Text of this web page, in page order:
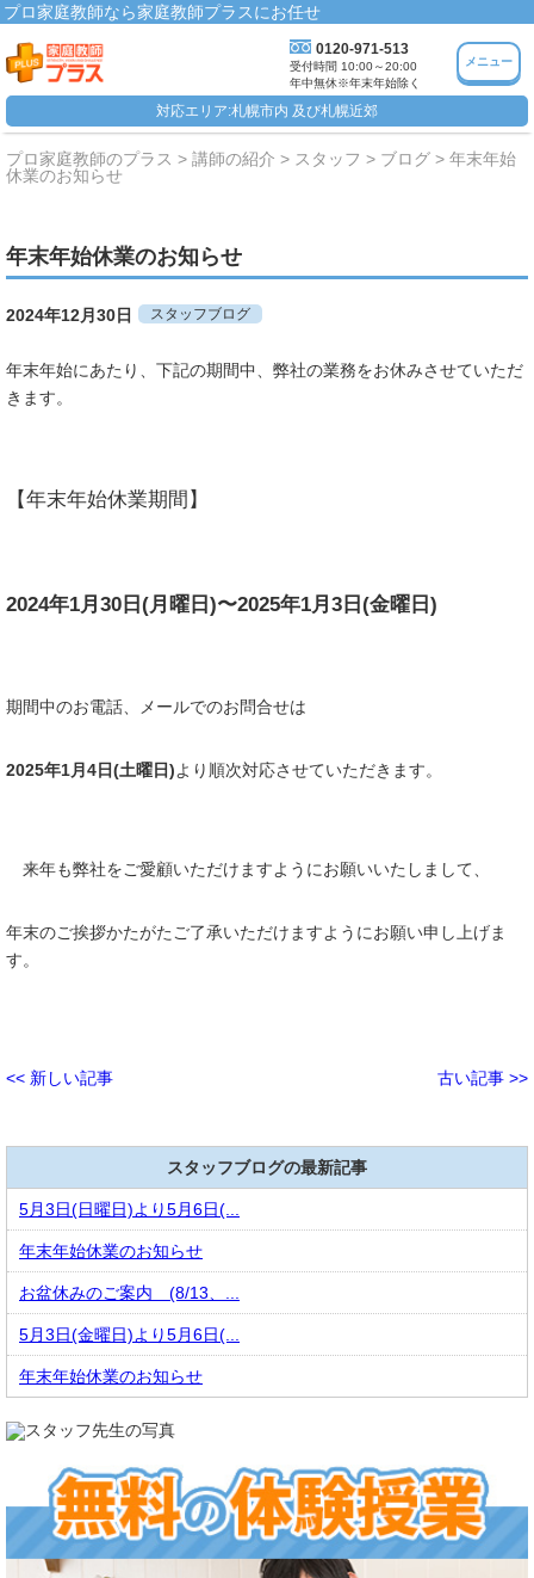
プロ家庭教師なら家庭教師プラスにお任せ
0120-971-513
受付時間 10:00～20:00
年中無休※年末年始除く
メニュー
対応エリア:札幌市内 及び札幌近郊
プロ家庭教師のプラス 講師の紹介 スタッフ ブログ
年末年始
休業のお知らせ
年末年始休業のお知らせ
2024年12月30日 スタッフブログ
年末年始にあたり、下記の期間中、弊社の業務をお休みさせていただ
きます。
【年末年始休業期間】
2024年1月30日(月曜日)〜2025年1月3日(金曜日)
期間中のお電話、メールでのお問合せは
2025年1月4日(土曜日)より順次対応させていただきます。
来年も弊社をご愛顧いただけますようにお願いいたしまして、
年末のご挨拶かたがたご了承いただけますようにお願い申し上げま
す。
古い記事 >>
<< 新しい記事
スタッフブログの最新記事
5月3日(日曜日)より5月6日(...
年末年始休業のお知らせ
お盆休みのご案内 (8/13、...
5月3日(金曜日)より5月6日(...
年末年始休業のお知らせ